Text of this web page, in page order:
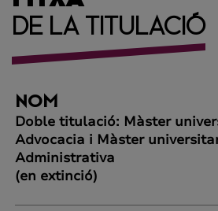
DE LA TITULACIÓ
NOM
Doble titulació: Màster
Advocacia i Màster
Administrativa
(en extinció)